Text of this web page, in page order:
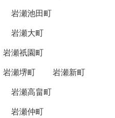
岩瀬池田町
岩瀬大町
岩瀬祇園町
岩瀬堺町
岩瀬新町
岩瀬高畠町
岩瀬仲町